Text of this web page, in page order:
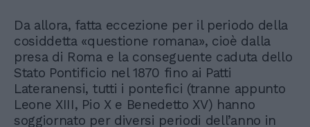
Da allora, fatta eccezione per il periodo della
cosiddetta «questione romana», cioè dalla
presa di Roma e la conseguente caduta dello
Stato Pontificio nel 1870 fino ai Patti
Lateranensi, tutti i pontefici (tranne appunto
Leone XIII, Pio X e Benedetto XV) hanno
soggiornato per diversi periodi dell’anno in